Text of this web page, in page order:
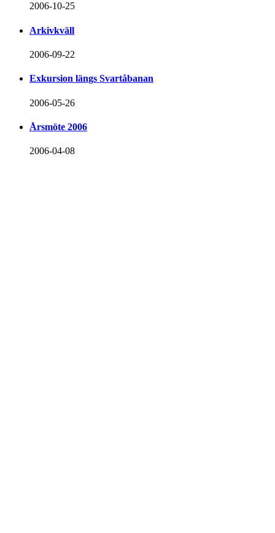
2006-10-25
Arkivkväll
2006-09-22
Exkursion längs Svartåbanan
2006-05-26
Årsmöte 2006
2006-04-08